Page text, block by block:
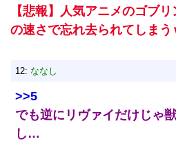
【悲報】人気アニメのゴブ
の速さで忘れ去られてしまう
12: ななし
>>5
でも逆にリヴァイだけじゃ
し…